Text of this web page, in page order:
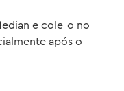
e cole-o no
após o